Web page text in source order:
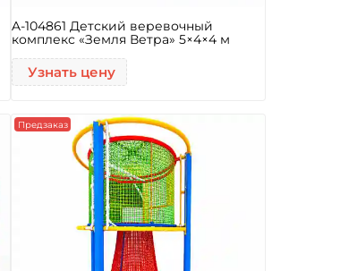
A-104861 Детский веревочный
комплекс «Земля Ветра» 5×4×4 м
Узнать цену
Предзаказ